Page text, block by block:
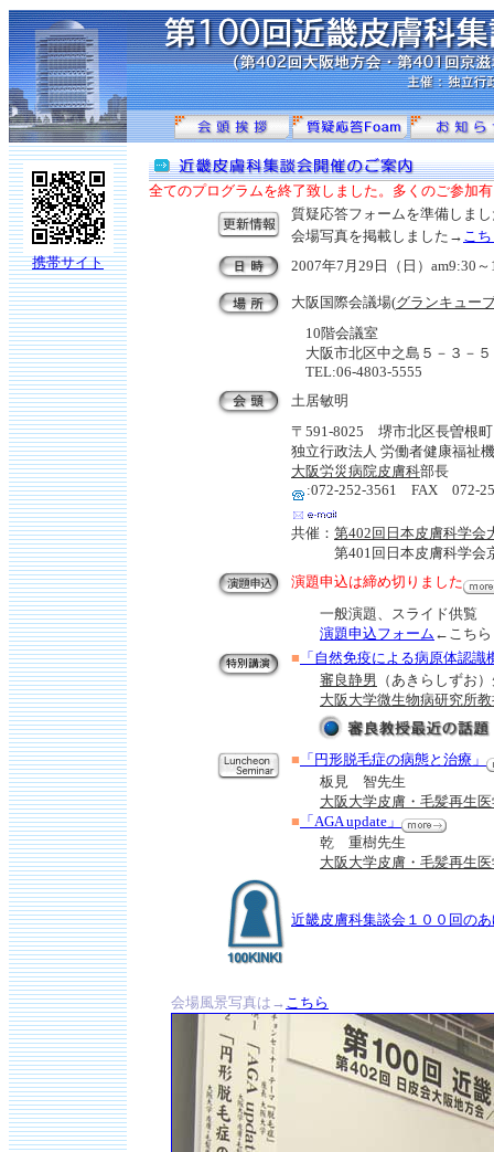
携帯サイト
全てのプログラムを終了致しました。多くのご参加
質疑応答フォームを準備しま
会場写真を掲載しました→ こ
2007年7月29日（日）am9:30～
大阪国際会議場(グランキュー
10階会議室
大阪市北区中之島５－３－５
TEL:06-4803-5555
土居敏明
〒591-8025 堺市北区長曽根町
独立行政法人 労働者健康福祉
大阪労災病院皮膚科部長
:072-252-3561 FAX 072-
共催： 第402回日本皮膚科学会
第401回日本皮膚科学会
演題申込は締め切りました
一般演題、スライド供覧
演題申込フォーム ←こちら
■ 「自然免疫による病原体認識
審良静男
（あきらしずお
大阪大学微生物病研究所
■ 「円形脱毛症の病態と治療」
板見 智先生
大阪大学皮膚・毛髪再生
■ 「AGA update」
乾 重樹先生
大阪大学皮膚・毛髪再生
近畿皮膚科集談会１００回の
会場風景写真は→ こちら